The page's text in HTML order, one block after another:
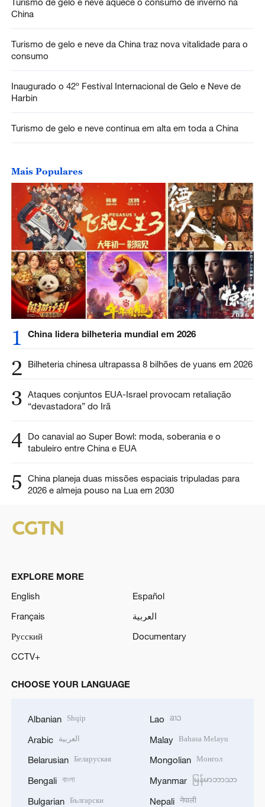
China
Turismo de gelo e neve da China traz nova vitalidade para o
consumo
Inaugurado o 42º Festival Internacional de Gelo e Neve de
Harbin
Turismo de gelo e neve continua em alta em toda a China
Mais Populares
1 China lidera bilheteria mundial em 2026
2 Bilheteria chinesa ultrapassa 8 bilhões de yuans em 2026
3 Ataques conjuntos EUA-Israel provocam retaliação
“devastadora” do Irã
4 Do canavial ao Super Bowl: moda, soberania e o
tabuleiro entre China e EUA
5
China planeja duas missões espaciais tripuladas para
2026 e almeja pouso na Lua em 2030
EXPLORE MORE
English
Español
Français
العربية
Русский
Documentary
CCTV+
CHOOSE YOUR LANGUAGE
Albanian Shqip
Arabic العربية
Belarusian Беларуская
Bengali বাংলা
Bulgarian Български
Lao ລາວ
Malay Bahasa Melayu
Mongolian Монгол
Myanmar မြန်မာဘာသာ
Nepali नेपाली